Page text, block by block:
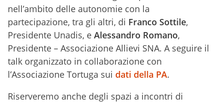
nell’ambito delle autonomie con la
partecipazione, tra gli altri, di Franco Sottile,
Presidente Unadis, e Alessandro Romano,
Presidente – Associazione Allievi SNA. A seguire il
talk organizzato in collaborazione con
l’Associazione Tortuga sui dati della PA.
Riserveremo anche degli spazi a incontri di